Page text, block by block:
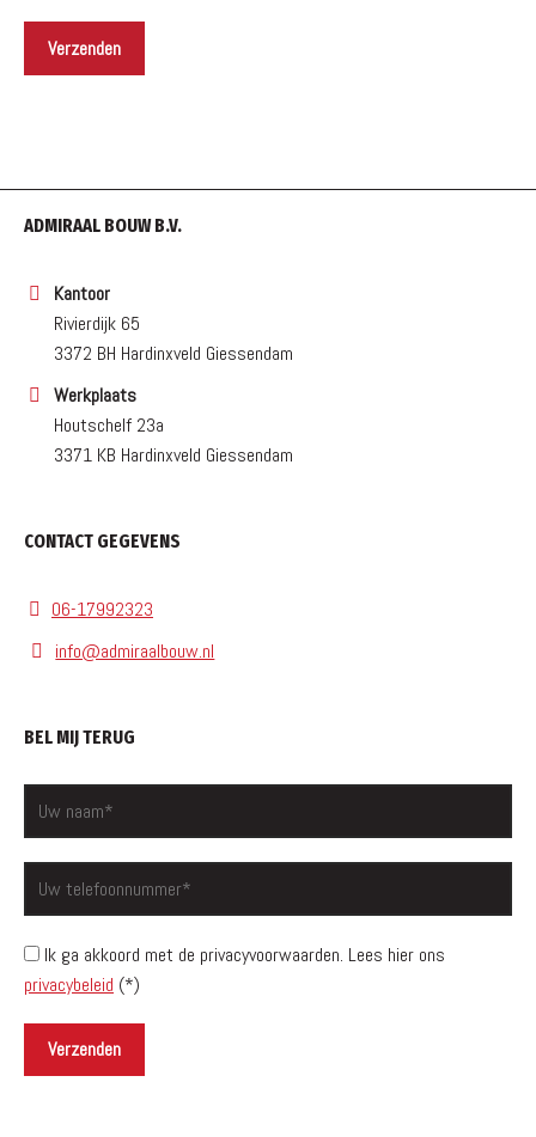
ADMIRAAL BOUW B.V.
Kantoor
Rivierdijk 65
3372 BH Hardinxveld Giessendam
Werkplaats
Houtschelf 23a
3371 KB Hardinxveld Giessendam
CONTACT GEGEVENS
06-17992323
info@admiraalbouw.nl
BEL MIJ TERUG
Ik ga akkoord met de privacyvoorwaarden. Lees hier ons
privacybeleid (*)